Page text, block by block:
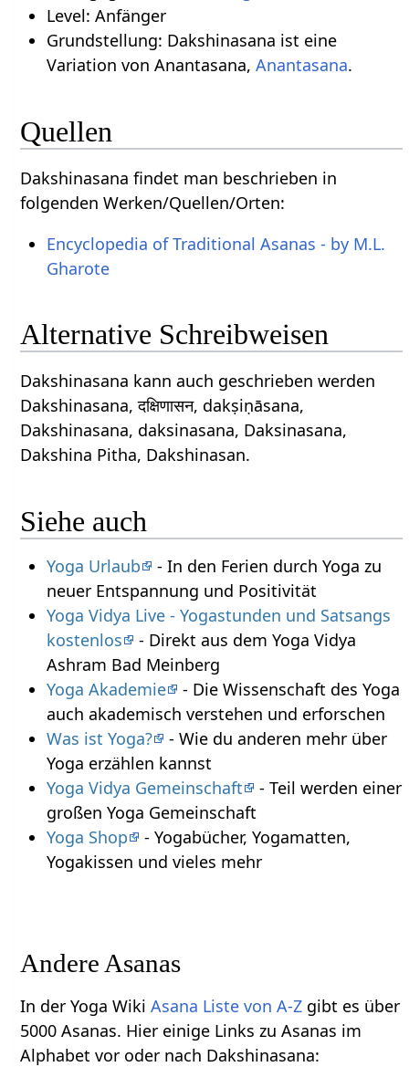
Level: Anfänger
Grundstellung: Dakshinasana ist eine
Variation von Anantasana, Anantasana.
Quellen
Dakshinasana findet man beschrieben in
folgenden Werken/Quellen/Orten:
Encyclopedia of Traditional Asanas - by M.L.
Gharote
Alternative Schreibweisen
Dakshinasana kann auch geschrieben werden
Dakshinasana, दक्षिणासन, dakṣiṇāsana,
Dakshinasana, daksinasana, Daksinasana,
Dakshina Pitha, Dakshinasan.
Siehe auch
Yoga Urlaub
- In den Ferien durch Yoga zu
neuer Entspannung und Positivität
Yoga Vidya Live - Yogastunden und Satsangs
kostenlos
- Direkt aus dem Yoga Vidya
Ashram Bad Meinberg
Yoga Akademie
- Die Wissenschaft des Yoga
auch akademisch verstehen und erforschen
Was ist Yoga?
- Wie du anderen mehr über
Yoga erzählen kannst
Yoga Vidya Gemeinschaft
- Teil werden einer
großen Yoga Gemeinschaft
Yoga Shop
- Yogabücher, Yogamatten,
Yogakissen und vieles mehr
Andere Asanas
In der Yoga WikiAsana Liste von A-Z gibt es über
5000 Asanas. Hier einige Links zu Asanas im
Alphabet vor oder nach Dakshinasana: